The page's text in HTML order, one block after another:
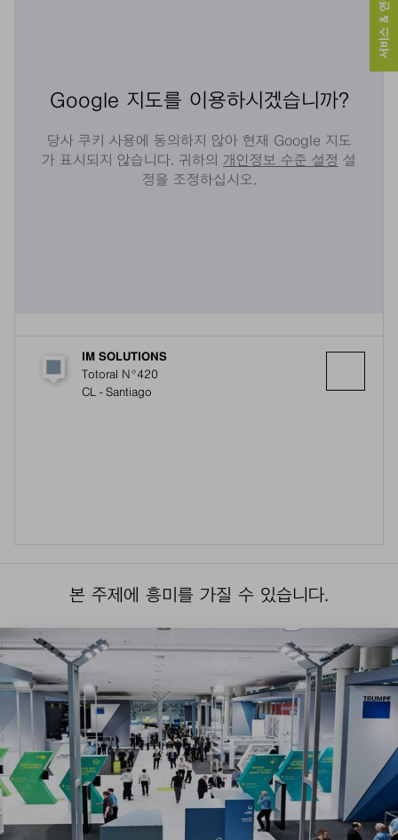
Google 지도를 이용하시겠습니까?
당사 쿠키 사용에 동의하지 않아 현재 Google 지도
가 표시되지 않습니다. 귀하의 개인정보 수준 설정 설
정을 조정하십시오.
IM SOLUTIONS
Totoral N°420
CL - Santiago
본 주제에 흥미를 가질 수 있습니다.
서비스 & 연락처